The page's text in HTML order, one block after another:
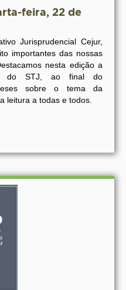
feira, 22 de
Jurisprudencial Cejur,
importantes das nossas
nesta edição a
do STJ, ao final do
sobre o tema da
leitura a todas e todos.